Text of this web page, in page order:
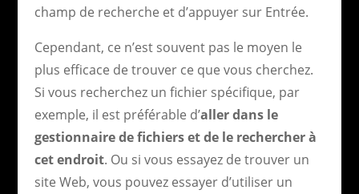
champ de recherche et d’appuyer sur Entrée.
Cependant, ce n’est souvent pas le moyen le
plus efficace de trouver ce que vous cherchez.
Si vous recherchez un fichier spécifique, par
exemple, il est préférable d’aller dans le
gestionnaire de fichiers et de le rechercher à
cet endroit. Ou si vous essayez de trouver un
site Web, vous pouvez essayer d’utiliser un